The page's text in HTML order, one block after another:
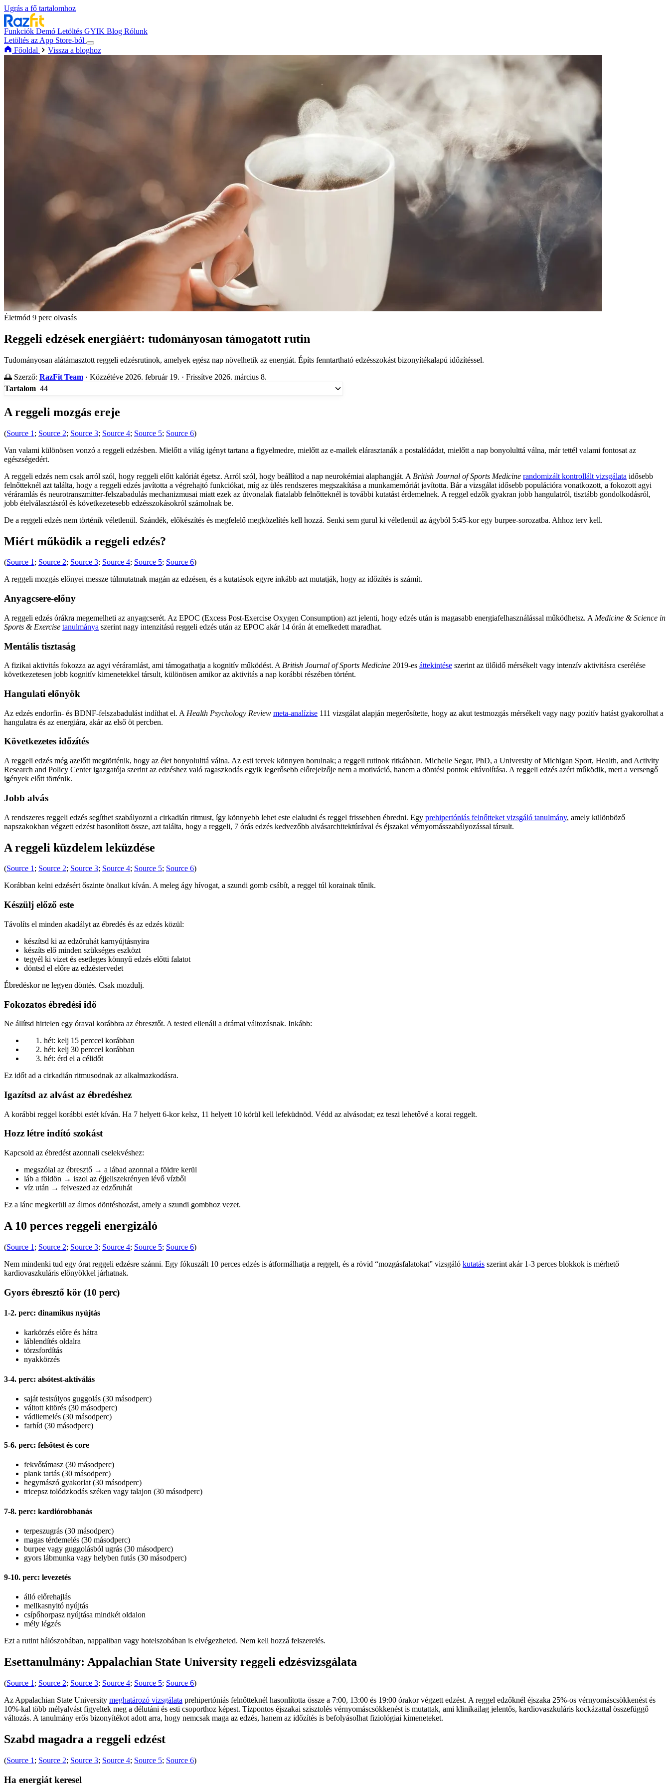
Ugrás a fő tartalomhoz
Funkciók Demó Letöltés GYIK Blog Rólunk
Letöltés az App Store-ból
Főoldal
Vissza a bloghoz
Életmód 9 perc olvasás
Reggeli edzések energiáért: tudományosan támogatott rutin
Tudományosan alátámasztott reggeli edzésrutinok, amelyek egész nap növelhetik az energiát. Építs fenntartható edzésszokást bizonyítékalapú időzítéssel.
🌅 Szerző: RazFit Team · Közzétéve 2026. február 19. · Frissítve 2026. március 8.
Tartalom 44
A reggeli mozgás ereje
(Source 1 ; Source 2; Source 3; Source 4; Source 5; Source 6)
Van valami különösen vonzó a reggeli edzésben. Mielőtt a világ igényt tartana a figyelmedre, mielőtt az e-mailek elárasztanák a postaládádat, mielőtt a nap bonyolulttá válna, már tettél valami fontosat az
egészségedért.
A reggeli edzés nem csak arról szól, hogy reggeli előtt kalóriát égetsz. Arról szól, hogy beállítod a nap neurokémiai alaphangját. A British Journal of Sports Medicine randomizált kontrollált vizsgálata idősebb
felnőtteknél azt találta, hogy a reggeli edzés javította a végrehajtó funkciókat, míg az ülés rendszeres megszakítása a munkamemóriát javította. Bár a vizsgálat idősebb populációra vonatkozott, a fokozott agyi
véráramlás és neurotranszmitter-felszabadulás mechanizmusai miatt ezek az útvonalak fiatalabb felnőtteknél is további kutatást érdemelnek. A reggel edzők gyakran jobb hangulatról, tisztább gondolkodásról,
jobb ételválasztásról és következetesebb edzésszokásokról számolnak be.
De a reggeli edzés nem történik véletlenül. Szándék, előkészítés és megfelelő megközelítés kell hozzá. Senki sem gurul ki véletlenül az ágyból 5:45-kor egy burpee-sorozatba. Ahhoz terv kell.
Miért működik a reggeli edzés?
(Source 1; Source 2; Source 3; Source 4; Source 5; Source 6)
A reggeli mozgás előnyei messze túlmutatnak magán az edzésen, és a kutatások egyre inkább azt mutatják, hogy az időzítés is számít.
Anyagcsere-előny
A reggeli edzés órákra megemelheti az anyagcserét. Az EPOC (Excess Post-Exercise Oxygen Consumption) azt jelenti, hogy edzés után is magasabb energiafelhasználással működhetsz. A Medicine & Science in
Sports & Exercise tanulmánya szerint nagy intenzitású reggeli edzés után az EPOC akár 14 órán át emelkedett maradhat.
Mentális tisztaság
A fizikai aktivitás fokozza az agyi véráramlást, ami támogathatja a kognitív működést. A British Journal of Sports Medicine 2019-es áttekintése szerint az ülőidő mérsékelt vagy intenzív aktivitásra cserélése
következetesen jobb kognitív kimenetekkel társult, különösen amikor az aktivitás a nap korábbi részében történt.
Hangulati előnyök
Az edzés endorfin- és BDNF-felszabadulást indíthat el. A Health Psychology Review meta-analízise 111 vizsgálat alapján megerősítette, hogy az akut testmozgás mérsékelt vagy nagy pozitív hatást gyakorolhat a
hangulatra és az energiára, akár az első öt percben.
Következetes időzítés
A reggeli edzés még azelőtt megtörténik, hogy az élet bonyolulttá válna. Az esti tervek könnyen borulnak; a reggeli rutinok ritkábban. Michelle Segar, PhD, a University of Michigan Sport, Health, and Activity
Research and Policy Center igazgatója szerint az edzéshez való ragaszkodás egyik legerősebb előrejelzője nem a motiváció, hanem a döntési pontok eltávolítása. A reggeli edzés azért működik, mert a versengő
igények előtt történik.
Jobb alvás
A rendszeres reggeli edzés segíthet szabályozni a cirkadián ritmust, így könnyebb lehet este elaludni és reggel frissebben ébredni. Egy prehipertóniás felnőtteket vizsgáló tanulmány, amely különböző
napszakokban végzett edzést hasonlított össze, azt találta, hogy a reggeli, 7 órás edzés kedvezőbb alvásarchitektúrával és éjszakai vérnyomásszabályozással társult.
A reggeli küzdelem leküzdése
(Source 1; Source 2; Source 3; Source 4; Source 5; Source 6)
Korábban kelni edzésért őszinte önalkut kíván. A meleg ágy hívogat, a szundi gomb csábít, a reggel túl korainak tűnik.
Készülj előző este
Távolíts el minden akadályt az ébredés és az edzés közül:
készítsd ki az edzőruhát karnyújtásnyira
készíts elő minden szükséges eszközt
tegyél ki vizet és esetleges könnyű edzés előtti falatot
döntsd el előre az edzéstervedet
Ébredéskor ne legyen döntés. Csak mozdulj.
Fokozatos ébredési idő
Ne állítsd hirtelen egy óraval korábbra az ébresztőt. A tested ellenáll a drámai változásnak. Inkább:
hét: kelj 15 perccel korábban
hét: kelj 30 perccel korábban
hét: érd el a célidőt
Ez időt ad a cirkadián ritmusodnak az alkalmazkodásra.
Igazítsd az alvást az ébredéshez
A korábbi reggel korábbi estét kíván. Ha 7 helyett 6-kor kelsz, 11 helyett 10 körül kell lefeküdnöd. Védd az alvásodat; ez teszi lehetővé a korai reggelt.
Hozz létre indító szokást
Kapcsold az ébredést azonnali cselekvéshez:
megszólal az ébresztő → a lábad azonnal a földre kerül
láb a földön → iszol az éjjeliszekrényen lévő vízből
víz után → felveszed az edzőruhát
Ez a lánc megkerüli az álmos döntéshozást, amely a szundi gombhoz vezet.
A 10 perces reggeli energizáló
(Source 1 ; Source 2; Source 3; Source 4; Source 5; Source 6)
Nem mindenki tud egy órat reggeli edzésre szánni. Egy fókuszált 10 perces edzés is átformálhatja a reggelt, és a rövid “mozgásfalatokat” vizsgáló kutatás szerint akár 1-3 perces blokkok is mérhető
kardiovaszkuláris előnyökkel járhatnak.
Gyors ébresztő kör (10 perc)
1-2. perc: dinamikus nyújtás
karkörzés előre és hátra
láblendítés oldalra
törzsfordítás
nyakkörzés
3-4. perc: alsótest-aktiválás
saját testsúlyos guggolás (30 másodperc)
váltott kitörés (30 másodperc)
vádliemelés (30 másodperc)
farhíd (30 másodperc)
5-6. perc: felsőtest és core
fekvőtámasz (30 másodperc)
plank tartás (30 másodperc)
hegymászó gyakorlat (30 másodperc)
tricepsz tolódzkodás széken vagy talajon (30 másodperc)
7-8. perc: kardiórobbanás
terpeszugrás (30 másodperc)
magas térdemelés (30 másodperc)
burpee vagy guggolásból ugrás (30 másodperc)
gyors lábmunka vagy helyben futás (30 másodperc)
9-10. perc: levezetés
álló előrehajlás
mellkasnyitó nyújtás
csípőhorpasz nyújtása mindkét oldalon
mély légzés
Ezt a rutint hálószobában, nappaliban vagy hotelszobában is elvégezheted. Nem kell hozzá felszerelés.
Esettanulmány: Appalachian State University reggeli edzésvizsgálata
(Source 1 ; Source 2; Source 3; Source 4; Source 5; Source 6)
Az Appalachian State University meghatározó vizsgálata prehipertóniás felnőtteknél hasonlította össze a 7:00, 13:00 és 19:00 órakor végzett edzést. A reggel edzőknél éjszaka 25%-os vérnyomáscsökkenést és
10%-kal több mélyalvást figyeltek meg a délutáni és esti csoporthoz képest. Tízpontos éjszakai szisztolés vérnyomáscsökkenést is mutattak, ami klinikailag jelentős, kardiovaszkuláris kockázattal összefüggő
változás. A tanulmány erős bizonyítékot adott arra, hogy nemcsak maga az edzés, hanem az időzítés is befolyásolhat fiziológiai kimeneteket.
Szabd magadra a reggeli edzést
(Source 1 ; Source 2; Source 3; Source 4; Source 5; Source 6)
Ha energiát keresel